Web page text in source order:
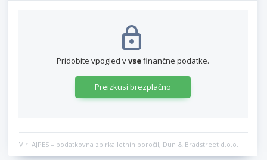
Pridobite vpogled vvsefinančne podatke.
Preizkusi brezplačno
Vir: AJPES – podatkovna zbirka letnih poročil, Dun & Bradstreet d.o.o.